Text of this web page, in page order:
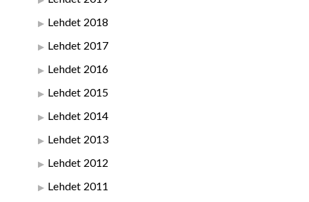
Lehdet 2018
Lehdet 2017
Lehdet 2016
Lehdet 2015
Lehdet 2014
Lehdet 2013
Lehdet 2012
Lehdet 2011